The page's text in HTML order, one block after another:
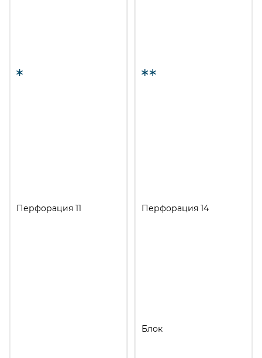
Перфорация 11 Перфорация 14
Блок